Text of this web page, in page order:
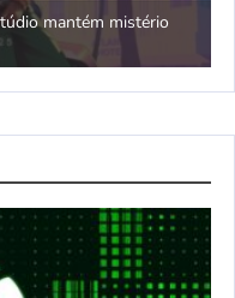
mantém mistério